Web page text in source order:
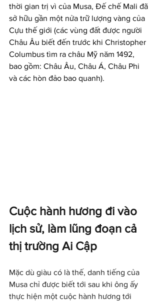
thời gian trị vì của Musa, Đế chế Mali đã
sở hữu gần một nửa trữ lượng vàng của
Cựu thế giới (các vùng đất được người
Châu Âu biết đến trước khi Christopher
Columbus tìm ra châu Mỹ năm 1492,
bao gồm: Châu Âu, Châu Á, Châu Phi
và các hòn đảo bao quanh).
Cuộc hành hương đi vào
lịch sử, làm lũng đoạn cả
thị trường Ai Cập
Mặc dù giàu có là thế, danh tiếng của
Musa chỉ được biết tới sau khi ông ấy
thực hiện một cuộc hành hương tới